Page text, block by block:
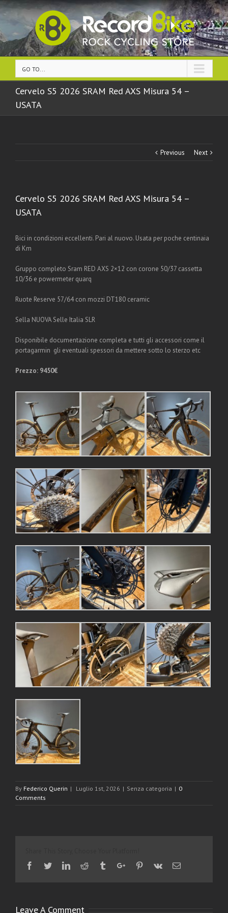
GO TO...
Cervelo S5 2026 SRAM Red AXS Misura 54 –
USATA
Previous Next
Cervelo S5 2026 SRAM Red AXS Misura 54 –
USATA
Bici in condizioni eccellenti. Pari al nuovo. Usata per poche centinaia
di Km
Gruppo completo Sram RED AXS 2×12 con corone 50/37 cassetta
10/36 e powermeter quarq
Ruote Reserve 57/64 con mozzi DT180 ceramic
Sella NUOVA Selle Italia SLR
Disponibile documentazione completa e tutti gli accessori come il
portagarmin gli eventuali spessori da mettere sotto lo sterzo etc
Prezzo: 9450€
By Federico Querin | Luglio 1st, 2026 | Senza categoria | 0
Comments
Facebook
TwitterLinkedinReddit TumblrGoogle+Pinterest
Vk Email
Leave A Comment